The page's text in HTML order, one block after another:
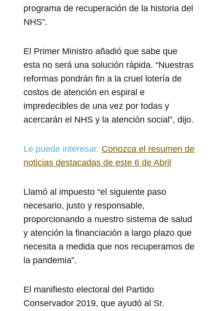
programa de recuperación de la historia del
NHS”.
El Primer Ministro añadió que sabe que
esta no será una solución rápida. “Nuestras
reformas pondrán fin a la cruel lotería de
costos de atención en espiral e
impredecibles de una vez por todas y
acercarán el NHS y la atención social”, dijo.
Le puede interesar: Conozca el resumen de
noticias destacadas de este 6 de Abril
Llamó al impuesto “el siguiente paso
necesario, justo y responsable,
proporcionando a nuestro sistema de salud
y atención la financiación a largo plazo que
necesita a medida que nos recuperamos de
la pandemia”.
El manifiesto electoral del Partido
Conservador 2019, que ayudó al Sr.